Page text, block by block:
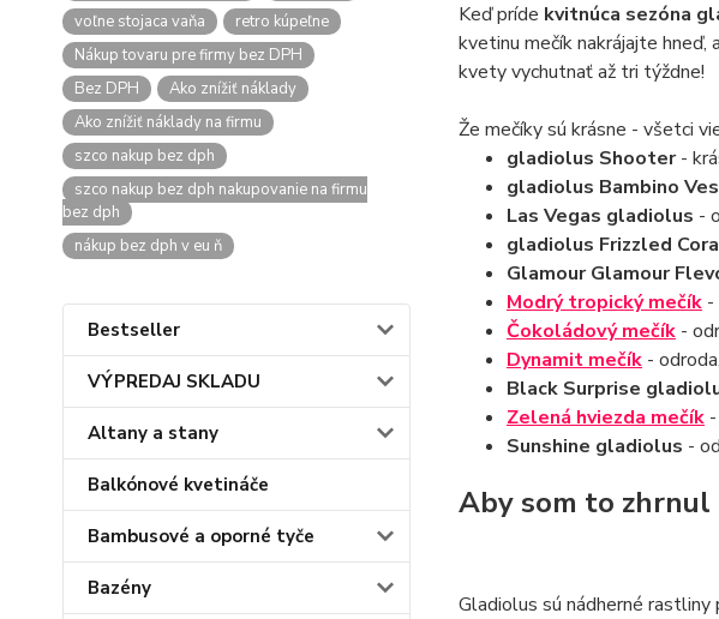
voľne stojaca vaňa
retro kúpeľne
Nákup tovaru pre firmy bez DPH
Bez DPH
Ako znížiť náklady
Ako znížiť náklady na firmu
szco nakup bez dph
szco nakup bez dph nakupovanie na firmu
bez dph
nákup bez dph v eu ň
Bestseller
VÝPREDAJ SKLADU
Altany a stany
Balkónové kvetináče
Bambusové a oporné tyče
Bazény
Keď príde kvitnúca sezóna
kvetinu mečík nakrájajte
kvety vychutnať až tri týždne!
Že mečíky sú krásne - všetci
gladiolus Shooter-
gladiolus Bambino
Las Vegas gladiolus -
gladiolus Frizzled
Glamour Glamour
Modrý tropický mečík-
Čokoládový mečík-
Dynamit mečík-
Black Surprise
Zelená hviezda mečík-
Sunshine gladiolus -
Aby som to zhrnul
Gladiolus sú nádherné